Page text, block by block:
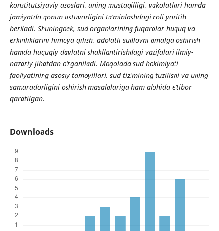
konstitutsiyaviy asoslari, uning mustaqilligi, vakolatlari hamda
jamiyatda qonun ustuvorligini ta’minlashdagi roli yoritib
beriladi. Shuningdek, sud organlarining fuqarolar huquq va
erkinliklarini himoya qilish, adolatli sudlovni amalga oshirish
hamda huquqiy davlatni shakllantirishdagi vazifalari ilmiy-
nazariy jihatdan o‘rganiladi. Maqolada sud hokimiyati
faoliyatining asosiy tamoyillari, sud tizimining tuzilishi va uning
samaradorligini oshirish masalalariga ham alohida e’tibor
qaratilgan.
Downloads